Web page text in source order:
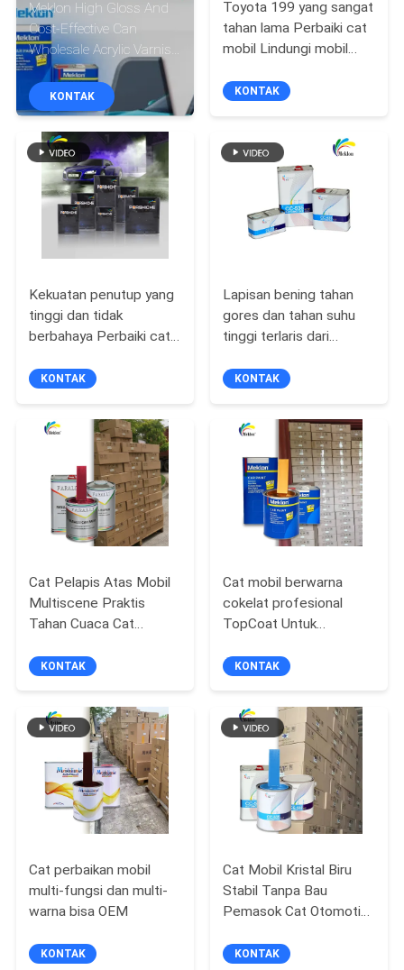
KONTROL
KUALITAS
HUBUNGI
KAMI
BERITA
REQUEST
SUATU
SITEMAP
KEBIJAKAN
PRIVASI
Meklon High Gloss And
Cost-Effective Can
Wholesale Acrylic Varnish
And Quick Drying Paint
(Meklon berkilau tinggi
dan hemat biaya bisa
grosir cat akrilik dan
cepat kering)
KONTAK
Toyota 199 yang sangat
tahan lama Perbaiki cat
mobil Lindungi mobil
tahun
KONTAK
Kekuatan penutup yang
tinggi dan tidak
berbahaya Perbaiki cat
Untuk kendaraan
KONTAK
Lapisan bening tahan
gores dan tahan suhu
tinggi terlaris dari
KONTAK
Cat Pelapis Atas Mobil
Multiscene Praktis
Tahan Cuaca Cat
KONTAK
Cat mobil berwarna
cokelat profesional
TopCoat Untuk
Produsen otomotif
KONTAK
Cat perbaikan mobil
multi-fungsi dan multi-
warna bisa OEM
KONTAK
Cat Mobil Kristal Biru
Stabil Tanpa Bau
Pemasok Cat Otomotif
KONTAK